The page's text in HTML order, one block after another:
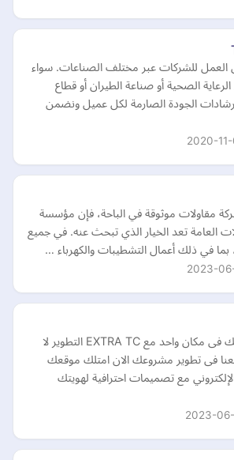
العمل للشركات عبر مختلف الصناعات. سواء
الصحية أو صناعة الطيران أو قطاع
إرشادات الجودة الصارمة لكل عميل ونضمن
2020-
مقاولات موثوقة في الباحة، فإن مؤسسة
العامة تعد الخيار الذي تبحث عنه. في جميع
بما في ذلك أعمال التشطيبات والكهرباء …
2023-
كل ما يحتاجه مشروعك فى مكان واحد مع EXTRA TC التطوير لا
فى تطوير مشروعك الان امتلك موقعك
مع تصميمات احترافية لهويتك
2023-